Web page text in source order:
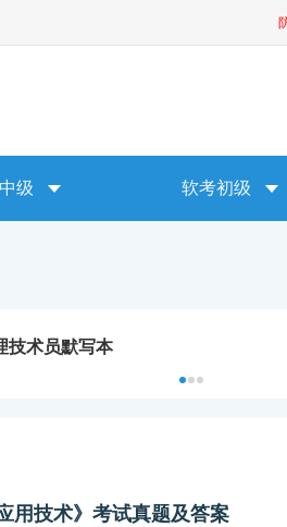
级 软考初级
技术员默写本
用技术》考试真题及答案